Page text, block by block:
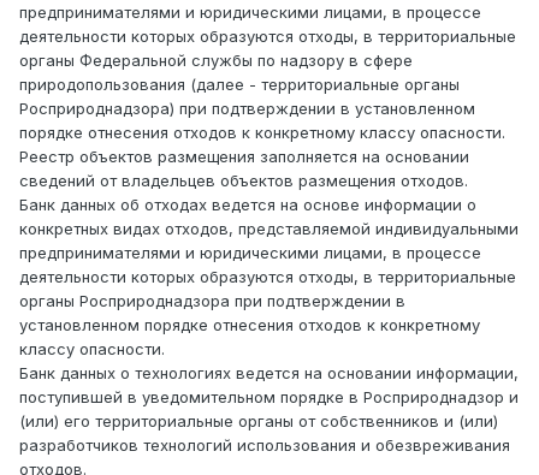
предпринимателями и юридическими лицами, в процессе
деятельности которых образуются отходы, в территориальные
органы Федеральной службы по надзору в сфере
природопользования (далее - территориальные органы
Росприроднадзора) при подтверждении в установленном
порядке отнесения отходов к конкретному классу опасности.
Реестр объектов размещения заполняется на основании
сведений от владельцев объектов размещения отходов.
Банк данных об отходах ведется на основе информации о
конкретных видах отходов, представляемой индивидуальными
предпринимателями и юридическими лицами, в процессе
деятельности которых образуются отходы, в территориальные
органы Росприроднадзора при подтверждении в
установленном порядке отнесения отходов к конкретному
классу опасности.
Банк данных о технологиях ведется на основании информации,
поступившей в уведомительном порядке в Росприроднадзор и
(или) его территориальные органы от собственников и (или)
разработчиков технологий использования и обезвреживания
отходов.